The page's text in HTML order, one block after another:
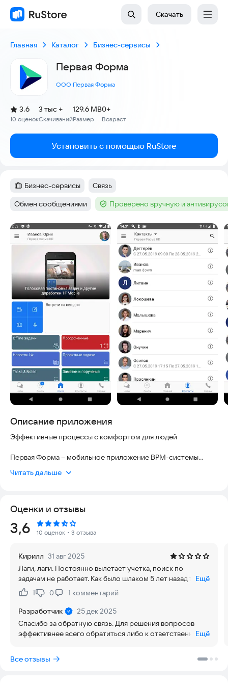
Скачать
Главная Каталог Бизнес-сервисы
Первая Форма
ООО Первая Форма
Рейтинг:
3,6
(
10 оценок
)
Скачиваний
3 тыс +
Размер
129.6 MB
Возраст
0+
Установить с помощью RuStore
Категория :
Бизнес-сервисы Тег:
Связь
Тег:
Обмен сообщениями Тег :Проверено вручную и
Скриншоты
Описание приложения
Эффективные процессы с комфортом для людей
Первая Форма – мобильное приложение ВРМ-системы
корпоративный мессенджер, постановку и контроль
◉ Деловые коммуникации
Работайте с коллегами, клиентами и партнёрами в едином
информационном пространстве. Общайтесь в чатах и
отправляйте голосовые сообщения
◉ Документооборот
Обменивайтесь документами не только в компании, но и с
поставщиками и клиентами. Согласовывайте и подписывайте
документы с помощью ЭЦП
◉ Корпоративная культура
Публикуйте новости и объявления на корпоративном
сотрудника с личным счётом, KPI, инструкциями и
Читать дальше
Оценки и отзывы
Рейтинг:
3,6 10 оценок ・3 отзыва
Кирилл 31 авг 2025
Лаги, лаги. Постоянно вылетает учетка, поиск по
задачам не работает. Как было шлаком 5 лет назад так и
осталось.
Ещё
Нравится:
1Не нравится:
0 1 комментарий
Разработчик
25 дек 2025
Спасибо за обратную связь. Для решения вопросов
эффективнее всего обратиться либо к ответственным
поддержку Первой формы. Все входящие инциденты
оперативно анализируются. Проблемы не всегда
Ещё
Все отзывы